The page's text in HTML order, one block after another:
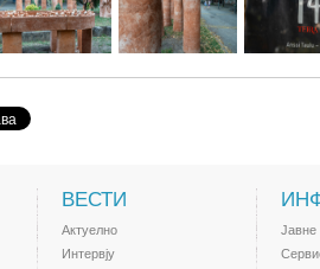
ВЕСТИ
Актуелно
Интервју
Јавне